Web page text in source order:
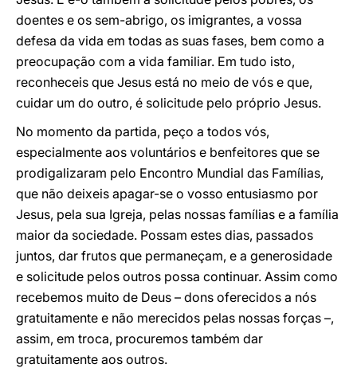
doentes e os sem-abrigo, os imigrantes, a vossa
defesa da vida em todas as suas fases, bem como a
preocupação com a vida familiar. Em tudo isto,
reconheceis que Jesus está no meio de vós e que,
cuidar um do outro, é solicitude pelo próprio Jesus.
No momento da partida, peço a todos vós,
especialmente aos voluntários e benfeitores que se
prodigalizaram pelo Encontro Mundial das Famílias,
que não deixeis apagar-se o vosso entusiasmo por
Jesus, pela sua Igreja, pelas nossas famílias e a família
maior da sociedade. Possam estes dias, passados
juntos, dar frutos que permaneçam, e a generosidade
e solicitude pelos outros possa continuar. Assim como
recebemos muito de Deus – dons oferecidos a nós
gratuitamente e não merecidos pelas nossas forças –,
assim, em troca, procuremos também dar
gratuitamente aos outros.